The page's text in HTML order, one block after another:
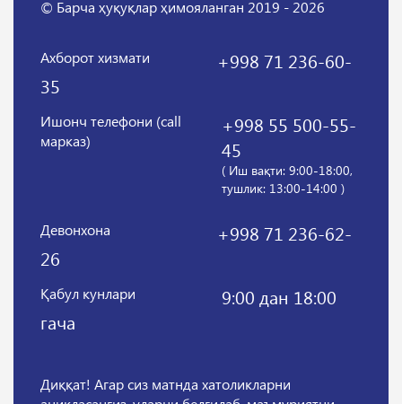
© Барча ҳуқуқлар ҳимояланган 2019 - 2026
Ахборот хизмати
+998 71 236-60-
35
Ишонч телефони (call
марказ)
+998 55 500-55-
45
( Иш вақти: 9:00-18:00,
тушлик: 13:00-14:00 )
Девонхона
+998 71 236-62-
26
Қабул кунлари
9:00 дан 18:00
гача
Диққат! Агар сиз матнда хатоликларни